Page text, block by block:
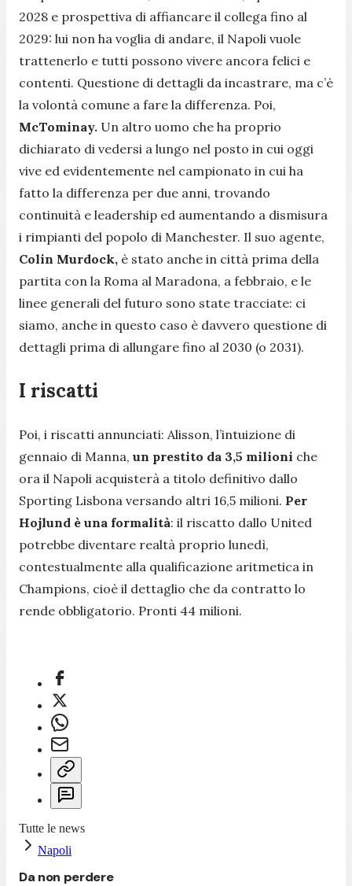
2028 e prospettiva di affiancare il collega fino al
2029: lui non ha voglia di andare, il Napoli vuole
trattenerlo e tutti possono vivere ancora felici e
contenti. Questione di dettagli da incastrare, ma c’è
la volontà comune a fare la differenza. Poi,
McTominay. Un altro uomo che ha proprio
dichiarato di vedersi a lungo nel posto in cui oggi
vive ed evidentemente nel campionato in cui ha
fatto la differenza per due anni, trovando
continuità e leadership ed aumentando a dismisura
i rimpianti del popolo di Manchester. Il suo agente,
Colin Murdock, è stato anche in città prima della
partita con la Roma al Maradona, a febbraio, e le
linee generali del futuro sono state tracciate: ci
siamo, anche in questo caso è davvero questione di
dettagli prima di allungare fino al 2030 (o 2031).
I riscatti
Poi, i riscatti annunciati: Alisson, l’intuizione di
gennaio di Manna, un prestito da 3,5 milioni che
ora il Napoli acquisterà a titolo definitivo dallo
Sporting Lisbona versando altri 16,5 milioni. Per
Hojlund è una formalità: il riscatto dallo United
potrebbe diventare realtà proprio lunedì,
contestualmente alla qualificazione aritmetica in
Champions, cioè il dettaglio che da contratto lo
rende obbligatorio. Pronti 44 milioni.
Tutte le news
Napoli
Da non perdere